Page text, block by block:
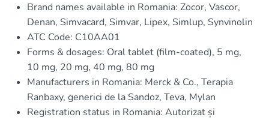
Brand names available in Romania: Zocor, Vascor,
Denan, Simvacard, Simvar, Lipex, Simlup, Synvinolin
ATC Code: C10AA01
Forms & dosages: Oral tablet (film-coated), 5 mg,
10 mg, 20 mg, 40 mg, 80 mg
Manufacturers in Romania: Merck & Co., Terapia
Ranbaxy, generici de la Sandoz, Teva, Mylan
Registration status in Romania: Autorizat și